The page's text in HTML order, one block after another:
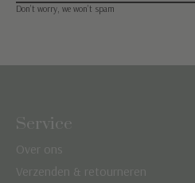
Don’t worry, we won’t spam
Service
Over ons
Verzenden & retourneren